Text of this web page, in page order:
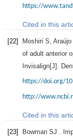
https://
Cited in this
[22] Moshiri S Araújo
of adult anterior
Invisalign[J].
https://doi.org/
http://
Cited in this
[23] Bowman SJ .